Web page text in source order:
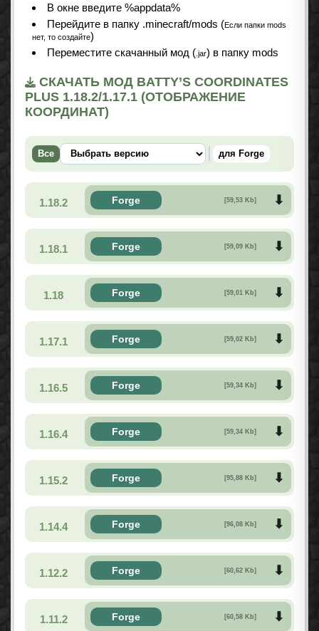
В окне введите %appdata%
Перейдите в папку .minecraft/mods (Если папки mods
нет, то создайте)
Переместите скачанный мод ( .jar) в папку mods
СКАЧАТЬ МОД BATTY’S COORDINATES
PLUS 1.18.2/1.17.1 (ОТОБРАЖЕНИЕ
КООРДИНАТ)
Все для Forge
1.18.2 Forge [59,53 Kb]
1.18.1 Forge [59,09 Kb]
1.18 Forge [59,01 Kb]
1.17.1 Forge [59,02 Kb]
1.16.5 Forge [59,34 Kb]
1.16.4 Forge [59,34 Kb]
1.15.2 Forge [95,88 Kb]
1.14.4 Forge [96,08 Kb]
1.12.2 Forge [60,62 Kb]
1.11.2 Forge [60,58 Kb]